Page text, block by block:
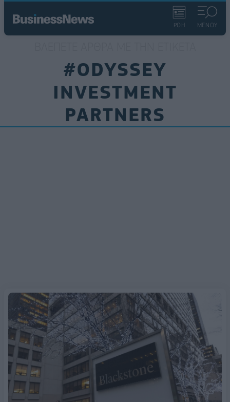
ΡΟΗ ΜΕΝΟΥ
#ODYSSEY
INVESTMENT
PARTNERS